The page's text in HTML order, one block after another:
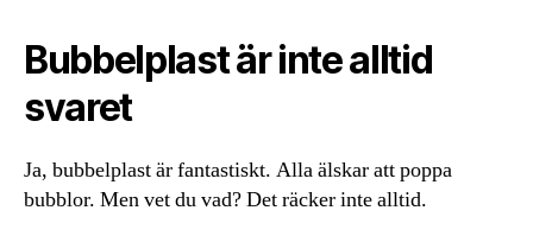
Bubbelplast är inte alltid
svaret
Ja, bubbelplast är fantastiskt. Alla älskar att poppa
bubblor. Men vet du vad? Det räcker inte alltid.